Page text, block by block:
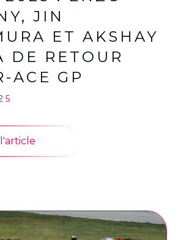
JIN
ET AKSHAY
DE RETOUR
ACE GP